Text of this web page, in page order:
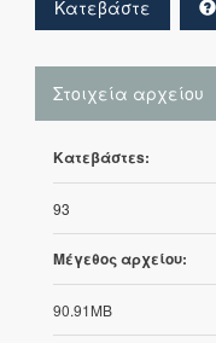
Κατεβάστε
Στοιχεία αρχείου
Κατεβάστεs:
93
Μέγεθος αρχείου:
90.91MB